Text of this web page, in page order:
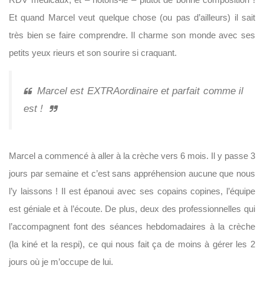
Et quand Marcel veut quelque chose (ou pas d’ailleurs) il sait
très bien se faire comprendre. Il charme son monde avec ses
petits yeux rieurs et son sourire si craquant.
Marcel est EXTRAordinaire et parfait comme il
est !
Marcel a commencé à aller à la crèche vers 6 mois. Il y passe 3
jours par semaine et c’est sans appréhension aucune que nous
l’y laissons ! Il est épanoui avec ses copains copines, l’équipe
est géniale et à l’écoute. De plus, deux des professionnelles qui
l’accompagnent font des séances hebdomadaires à la crèche
(la kiné et la respi), ce qui nous fait ça de moins à gérer les 2
jours où je m’occupe de lui.